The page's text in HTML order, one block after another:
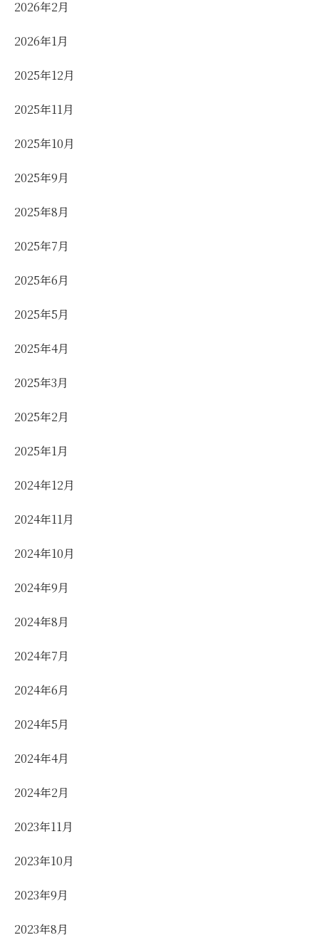
2026年2月
2026年1月
2025年12月
2025年11月
2025年10月
2025年9月
2025年8月
2025年7月
2025年6月
2025年5月
2025年4月
2025年3月
2025年2月
2025年1月
2024年12月
2024年11月
2024年10月
2024年9月
2024年8月
2024年7月
2024年6月
2024年5月
2024年4月
2024年2月
2023年11月
2023年10月
2023年9月
2023年8月